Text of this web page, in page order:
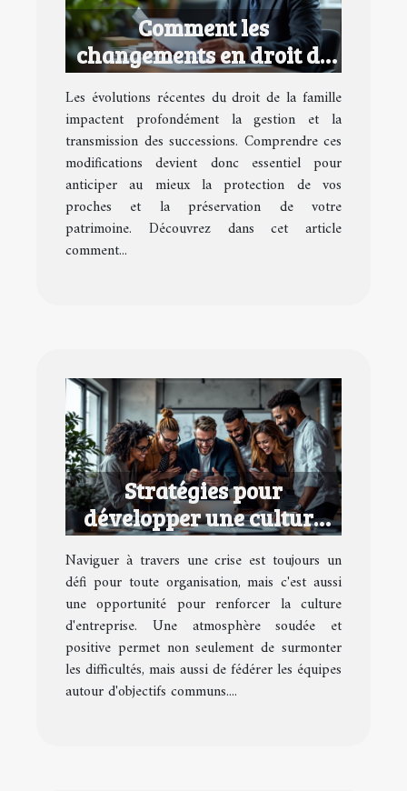
Comment les
changements en droit de
la famille affectent vos
successions ?
Les évolutions récentes du droit de la famille
impactent profondément la gestion et la
transmission des successions. Comprendre ces
modifications devient donc essentiel pour
anticiper au mieux la protection de vos
proches et la préservation de votre
patrimoine. Découvrez dans cet article
comment...
Stratégies pour
développer une culture
d'entreprise performante
en temps de crise
Naviguer à travers une crise est toujours un
défi pour toute organisation, mais c'est aussi
une opportunité pour renforcer la culture
d'entreprise. Une atmosphère soudée et
positive permet non seulement de surmonter
les difficultés, mais aussi de fédérer les équipes
autour d'objectifs communs....